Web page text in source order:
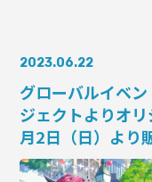
SUPPORT
OFFICIAL
2023.06.22
グローバルイベ
ジェクトよりオ
月2日（日）より